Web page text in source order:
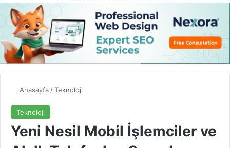
Anasayfa/Teknoloji
Teknoloji
Yeni Nesil Mobil İşlemciler ve